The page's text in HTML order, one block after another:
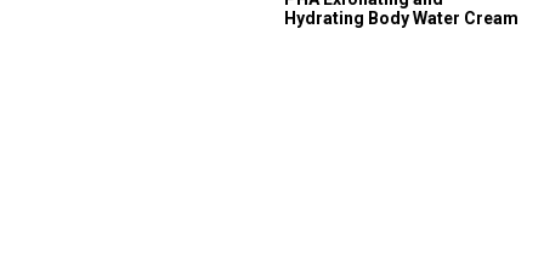
Hydrating Body Water Cream